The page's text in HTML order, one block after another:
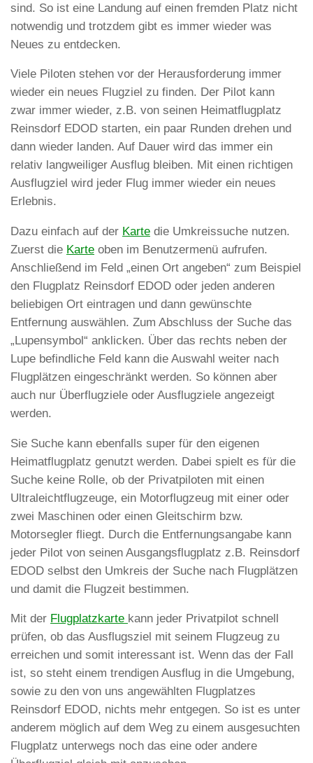
sind. So ist eine Landung auf einen fremden Platz nicht
notwendig und trotzdem gibt es immer wieder was
Neues zu entdecken.
Viele Piloten stehen vor der Herausforderung immer
wieder ein neues Flugziel zu finden. Der Pilot kann
zwar immer wieder, z.B. von seinen Heimatflugplatz
Reinsdorf EDOD starten, ein paar Runden drehen und
dann wieder landen. Auf Dauer wird das immer ein
relativ langweiliger Ausflug bleiben. Mit einen richtigen
Ausflugziel wird jeder Flug immer wieder ein neues
Erlebnis.
Dazu einfach auf der Karte die Umkreissuche nutzen.
Zuerst die Karte oben im Benutzermenü aufrufen.
Anschließend im Feld „einen Ort angeben“ zum Beispiel
den Flugplatz Reinsdorf EDOD oder jeden anderen
beliebigen Ort eintragen und dann gewünschte
Entfernung auswählen. Zum Abschluss der Suche das
„Lupensymbol“ anklicken. Über das rechts neben der
Lupe befindliche Feld kann die Auswahl weiter nach
Flugplätzen eingeschränkt werden. So können aber
auch nur Überflugziele oder Ausflugziele angezeigt
werden.
Sie Suche kann ebenfalls super für den eigenen
Heimatflugplatz genutzt werden. Dabei spielt es für die
Suche keine Rolle, ob der Privatpiloten mit einen
Ultraleichtflugzeuge, ein Motorflugzeug mit einer oder
zwei Maschinen oder einen Gleitschirm bzw.
Motorsegler fliegt. Durch die Entfernungsangabe kann
jeder Pilot von seinen Ausgangsflugplatz z.B. Reinsdorf
EDOD selbst den Umkreis der Suche nach Flugplätzen
und damit die Flugzeit bestimmen.
Mit der Flugplatzkarte kann jeder Privatpilot schnell
prüfen, ob das Ausflugsziel mit seinem Flugzeug zu
erreichen und somit interessant ist. Wenn das der Fall
ist, so steht einem trendigen Ausflug in die Umgebung,
sowie zu den von uns angewählten Flugplatzes
Reinsdorf EDOD, nichts mehr entgegen. So ist es unter
anderem möglich auf dem Weg zu einem ausgesuchten
Flugplatz unterwegs noch das eine oder andere